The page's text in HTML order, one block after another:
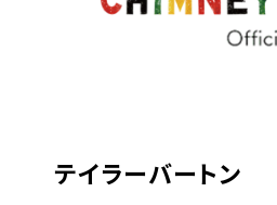
テイラーバートン